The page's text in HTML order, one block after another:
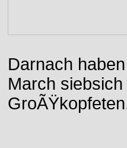
Darnach
March